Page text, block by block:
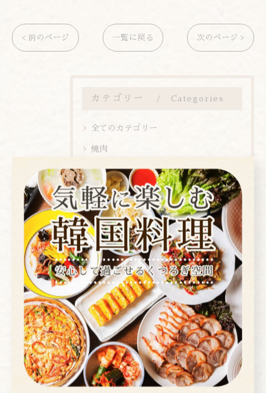
< 前のページ 一覧に戻る 次のページ >
カテゴリー Categories
全てのカテゴリー
焼肉
コース
お酒
ランチ
ディナー
店内ビュー
新メニュー
メニュー
お知らせ
メディア情報
お客様の痕跡
スタッフブログ